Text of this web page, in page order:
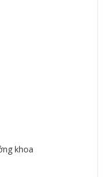
khoa